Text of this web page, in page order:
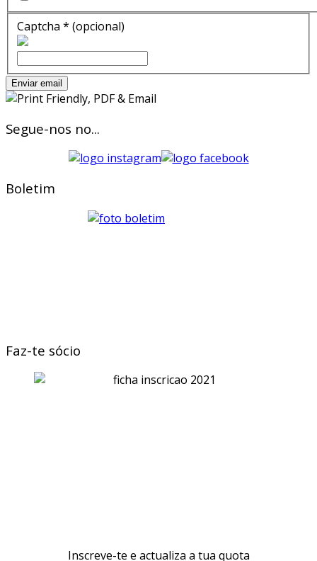
Captcha * (opcional)
Enviar email
Segue-nos no...
Boletim
Faz-te sócio
Inscreve-te e actualiza a tua quota